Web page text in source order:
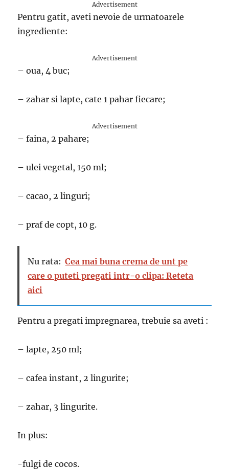
Advertisement
Pentru gatit, aveti nevoie de urmatoarele
ingrediente:
Advertisement
– oua, 4 buc;
– zahar si lapte, cate 1 pahar fiecare;
Advertisement
– faina, 2 pahare;
– ulei vegetal, 150 ml;
– cacao, 2 linguri;
– praf de copt, 10 g.
Nu rata: Cea mai buna crema de unt pe
care o puteti pregati intr-o clipa: Reteta
aici
Pentru a pregati impregnarea, trebuie sa aveti :
– lapte, 250 ml;
– cafea instant, 2 lingurite;
– zahar, 3 lingurite.
In plus:
-fulgi de cocos.